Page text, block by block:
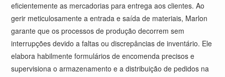
eficientemente as mercadorias para entrega aos clientes. Ao
gerir meticulosamente a entrada e saída de materiais, Marlon
garante que os processos de produção decorrem sem
interrupções devido a faltas ou discrepâncias de inventário. Ele
elabora habilmente formulários de encomenda precisos e
supervisiona o armazenamento e a distribuição de pedidos na